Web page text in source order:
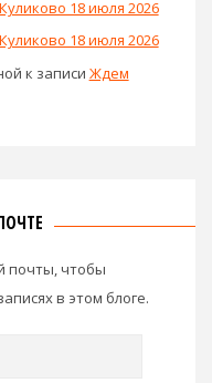
18 июля 2026
18 июля 2026
к записи Ждем
почты, чтобы
в этом блоге.